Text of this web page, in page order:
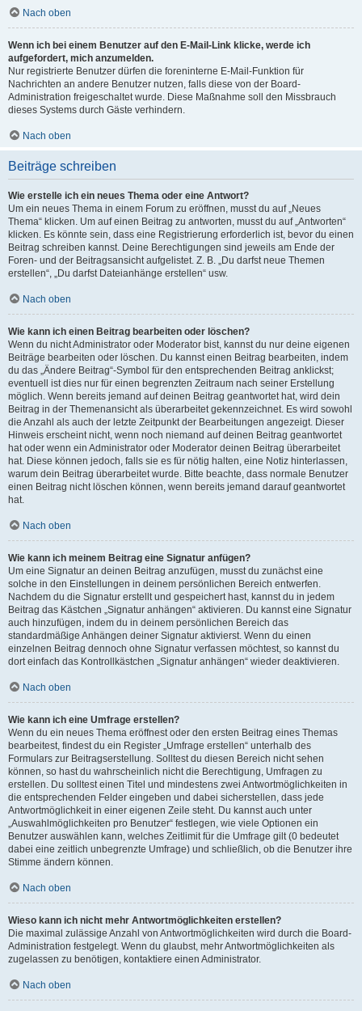
Nach oben
Wenn ich bei einem Benutzer auf den E-Mail-Link klicke, werde ich
aufgefordert, mich anzumelden.
Nur registrierte Benutzer dürfen die foreninterne E-Mail-Funktion für
Nachrichten an andere Benutzer nutzen, falls diese von der Board-
Administration freigeschaltet wurde. Diese Maßnahme soll den Missbrauch
dieses Systems durch Gäste verhindern.
Nach oben
Beiträge schreiben
Wie erstelle ich ein neues Thema oder eine Antwort?
Um ein neues Thema in einem Forum zu eröffnen, musst du auf „Neues
Thema“ klicken. Um auf einen Beitrag zu antworten, musst du auf „Antworten“
klicken. Es könnte sein, dass eine Registrierung erforderlich ist, bevor du einen
Beitrag schreiben kannst. Deine Berechtigungen sind jeweils am Ende der
Foren- und der Beitragsansicht aufgelistet. Z. B. „Du darfst neue Themen
erstellen“, „Du darfst Dateianhänge erstellen“ usw.
Nach oben
Wie kann ich einen Beitrag bearbeiten oder löschen?
Wenn du nicht Administrator oder Moderator bist, kannst du nur deine eigenen
Beiträge bearbeiten oder löschen. Du kannst einen Beitrag bearbeiten, indem
du das „Ändere Beitrag“-Symbol für den entsprechenden Beitrag anklickst;
eventuell ist dies nur für einen begrenzten Zeitraum nach seiner Erstellung
möglich. Wenn bereits jemand auf deinen Beitrag geantwortet hat, wird dein
Beitrag in der Themenansicht als überarbeitet gekennzeichnet. Es wird sowohl
die Anzahl als auch der letzte Zeitpunkt der Bearbeitungen angezeigt. Dieser
Hinweis erscheint nicht, wenn noch niemand auf deinen Beitrag geantwortet
hat oder wenn ein Administrator oder Moderator deinen Beitrag überarbeitet
hat. Diese können jedoch, falls sie es für nötig halten, eine Notiz hinterlassen,
warum dein Beitrag überarbeitet wurde. Bitte beachte, dass normale Benutzer
einen Beitrag nicht löschen können, wenn bereits jemand darauf geantwortet
hat.
Nach oben
Wie kann ich meinem Beitrag eine Signatur anfügen?
Um eine Signatur an deinen Beitrag anzufügen, musst du zunächst eine
solche in den Einstellungen in deinem persönlichen Bereich entwerfen.
Nachdem du die Signatur erstellt und gespeichert hast, kannst du in jedem
Beitrag das Kästchen „Signatur anhängen“ aktivieren. Du kannst eine Signatur
auch hinzufügen, indem du in deinem persönlichen Bereich das
standardmäßige Anhängen deiner Signatur aktivierst. Wenn du einen
einzelnen Beitrag dennoch ohne Signatur verfassen möchtest, so kannst du
dort einfach das Kontrollkästchen „Signatur anhängen“ wieder deaktivieren.
Nach oben
Wie kann ich eine Umfrage erstellen?
Wenn du ein neues Thema eröffnest oder den ersten Beitrag eines Themas
bearbeitest, findest du ein Register „Umfrage erstellen“ unterhalb des
Formulars zur Beitragserstellung. Solltest du diesen Bereich nicht sehen
können, so hast du wahrscheinlich nicht die Berechtigung, Umfragen zu
erstellen. Du solltest einen Titel und mindestens zwei Antwortmöglichkeiten in
die entsprechenden Felder eingeben und dabei sicherstellen, dass jede
Antwortmöglichkeit in einer eigenen Zeile steht. Du kannst auch unter
„Auswahlmöglichkeiten pro Benutzer“ festlegen, wie viele Optionen ein
Benutzer auswählen kann, welches Zeitlimit für die Umfrage gilt (0 bedeutet
dabei eine zeitlich unbegrenzte Umfrage) und schließlich, ob die Benutzer ihre
Stimme ändern können.
Nach oben
Wieso kann ich nicht mehr Antwortmöglichkeiten erstellen?
Die maximal zulässige Anzahl von Antwortmöglichkeiten wird durch die Board-
Administration festgelegt. Wenn du glaubst, mehr Antwortmöglichkeiten als
zugelassen zu benötigen, kontaktiere einen Administrator.
Nach oben